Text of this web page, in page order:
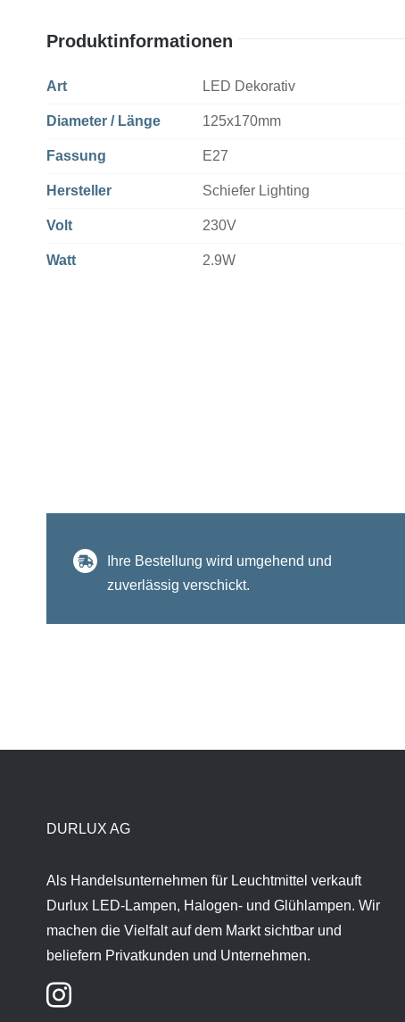
Produktinformationen
Art LED Dekorativ
Diameter / Länge 125x170mm
Fassung E27
Hersteller Schiefer Lighting
Volt 230V
Watt 2.9W
Ihre Bestellung wird umgehend und
zuverlässig verschickt.
DURLUX AG
Als Handelsunternehmen für Leuchtmittel verkauft
Durlux LED-Lampen, Halogen- und Glühlampen. Wir
machen die Vielfalt auf dem Markt sichtbar und
beliefern Privatkunden und Unternehmen.